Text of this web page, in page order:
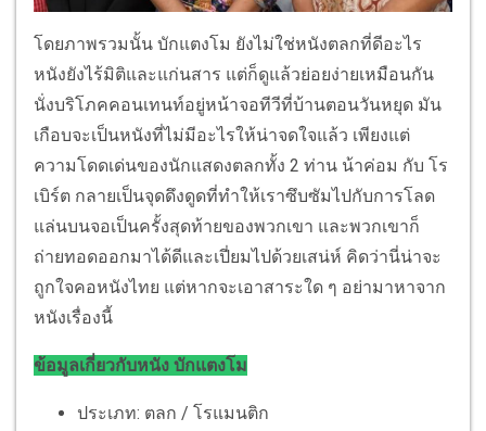
โดยภาพรวมนั้น บักแตงโม ยังไม่ใช่หนังตลกที่ดีอะไร
หนังยังไร้มิติและแก่นสาร แต่ก็ดูแล้วย่อยง่ายเหมือนกัน
นั่งบริโภคคอนเทนท์อยู่หน้าจอทีวีที่บ้านตอนวันหยุด มัน
เกือบจะเป็นหนังที่ไม่มีอะไรให้น่าจดใจแล้ว เพียงแต่
ความโดดเด่นของนักแสดงตลกทั้ง 2 ท่าน น้าค่อม กับ โร
เบิร์ต กลายเป็นจุดดึงดูดที่ทำให้เราซึบซัมไปกับการโลด
แล่นบนจอเป็นครั้งสุดท้ายของพวกเขา และพวกเขาก็
ถ่ายทอดออกมาได้ดีและเปี่ยมไปด้วยเสน่ห์ คิดว่านี่น่าจะ
ถูกใจคอหนังไทย แต่หากจะเอาสาระใด ๆ อย่ามาหาจาก
หนังเรื่องนี้
ข้อมูลเกี่ยวกับหนัง บักแตงโม
ประเภท: ตลก / โรแมนติก